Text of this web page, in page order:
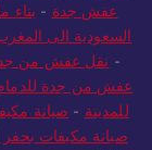
عفش جدة - بناء
السعودية الى
- نقل عفش من
عفش من جدة
للمدينة - صيانة
صيانة مكيفات بحفر